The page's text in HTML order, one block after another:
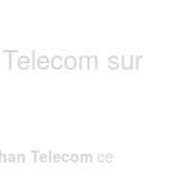
sur
Telecom ce